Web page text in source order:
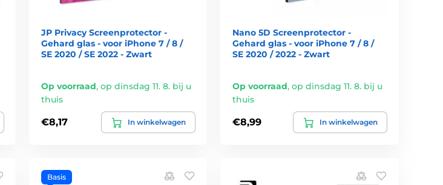
JP Privacy Screenprotector -
Gehard glas - voor iPhone 7 / 8 /
SE 2020 / SE 2022 - Zwart
Op voorraad, op dinsdag 11. 8. bij u
thuis
€8,17 In winkelwagen
Nano 5D Screenprotector -
Gehard glas - voor iPhone 7 / 8 /
SE 2020 / 2022 - Zwart
Op voorraad,op dinsdag 11. 8. bij u
thuis
€8,99 In winkelwagen
Basis